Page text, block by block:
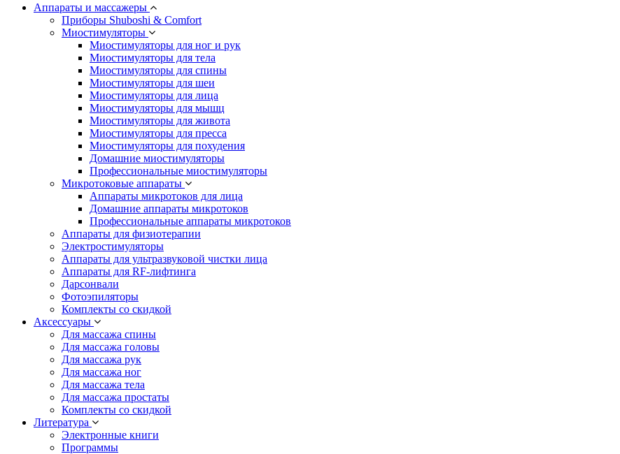
Аппараты и массажеры
Приборы Shuboshi & Comfort
Миостимуляторы
Миостимуляторы для ног и рук
Миостимуляторы для тела
Миостимуляторы для спины
Миостимуляторы для шеи
Миостимуляторы для лица
Миостимуляторы для мышц
Миостимуляторы для живота
Миостимуляторы для пресса
Миостимуляторы для похудения
Домашние миостимуляторы
Профессиональные миостимуляторы
Микротоковые аппараты
Аппараты микротоков для лица
Домашние аппараты микротоков
Профессиональные аппараты микротоков
Аппараты для физиотерапии
Электростимуляторы
Аппараты для ультразвуковой чистки лица
Аппараты для RF-лифтинга
Дарсонвали
Фотоэпиляторы
Комплекты со скидкой
Аксессуары
Для массажа спины
Для массажа головы
Для массажа рук
Для массажа ног
Для массажа тела
Для массажа простаты
Комплекты со скидкой
Литература
Электронные книги
Программы